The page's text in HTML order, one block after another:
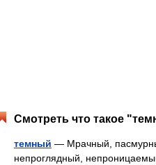
Смотреть что такое
темный — Мрачный,
непроглядный,